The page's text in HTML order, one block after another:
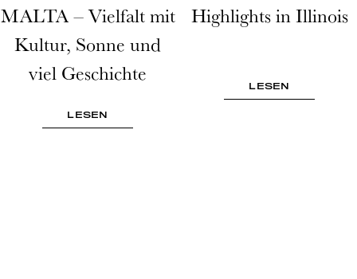
MALTA – Vielfalt mit
Kultur, Sonne und
viel Geschichte
LESEN
Highlights in Illinois
LESEN